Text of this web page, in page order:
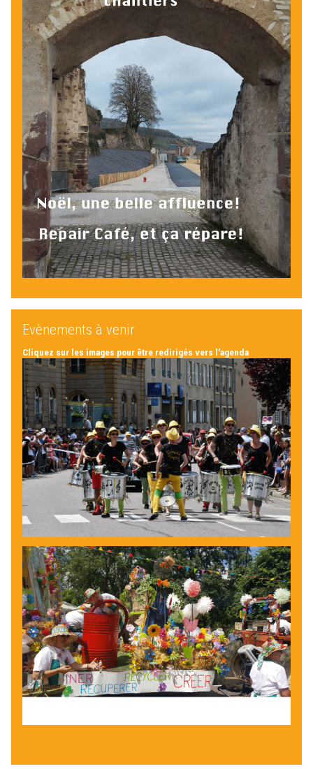
Evènements à venir
Cliquez sur les images pour être redirigés vers l'agenda